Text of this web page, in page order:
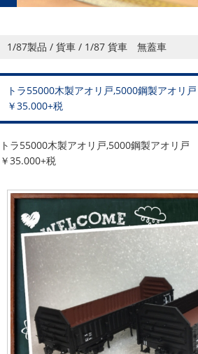
1/87製品 / 貨車 / 1/87 貨車 無蓋車
トラ55000木製アオリ戸,5000鋼製アオリ戸
￥35.000+税
トラ55000木製アオリ戸,5000鋼製アオリ戸
￥35.000+税